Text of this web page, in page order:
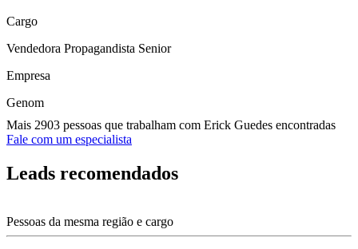
Cargo
Vendedora Propagandista Senior
Empresa
Genom
Mais 2903 pessoas que trabalham com Erick Guedes encontradas
Fale com um especialista
Leads recomendados
Pessoas da mesma região e cargo